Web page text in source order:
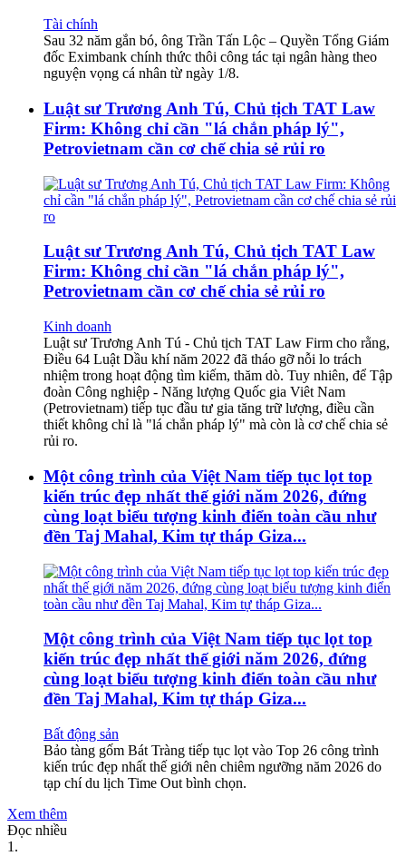
Tài chính
Sau 32 năm gắn bó, ông Trần Tấn Lộc – Quyền Tổng Giám
đốc Eximbank chính thức thôi công tác tại ngân hàng theo
nguyện vọng cá nhân từ ngày 1/8.
Luật sư Trương Anh Tú, Chủ tịch TAT Law
Firm: Không chỉ cần "lá chắn pháp lý",
Petrovietnam cần cơ chế chia sẻ rủi ro
Luật sư Trương Anh Tú, Chủ tịch TAT Law
Firm: Không chỉ cần "lá chắn pháp lý",
Petrovietnam cần cơ chế chia sẻ rủi ro
Kinh doanh
Luật sư Trương Anh Tú - Chủ tịch TAT Law Firm cho rằng,
Điều 64 Luật Dầu khí năm 2022 đã tháo gỡ nỗi lo trách
nhiệm trong hoạt động tìm kiếm, thăm dò. Tuy nhiên, để Tập
đoàn Công nghiệp - Năng lượng Quốc gia Viêt Nam
(Petrovietnam) tiếp tục đầu tư gia tăng trữ lượng, điều cần
thiết không chỉ là "lá chắn pháp lý" mà còn là cơ chế chia sẻ
rủi ro.
Một công trình của Việt Nam tiếp tục lọt top
kiến trúc đẹp nhất thế giới năm 2026, đứng
cùng loạt biểu tượng kinh điển toàn cầu như
đền Taj Mahal, Kim tự tháp Giza...
Một công trình của Việt Nam tiếp tục lọt top
kiến trúc đẹp nhất thế giới năm 2026, đứng
cùng loạt biểu tượng kinh điển toàn cầu như
đền Taj Mahal, Kim tự tháp Giza...
Bất động sản
Bảo tàng gốm Bát Tràng tiếp tục lọt vào Top 26 công trình
kiến trúc đẹp nhất thế giới nên chiêm ngưỡng năm 2026 do
tạp chí du lịch Time Out bình chọn.
Xem thêm
Đọc nhiều
1.